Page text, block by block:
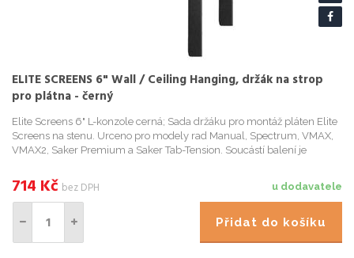
ELITE SCREENS 6" Wall / Ceiling Hanging, držák na strop
pro plátna - černý
Elite Screens 6" L-konzole cerná; Sada držáku pro montáž pláten Elite
Screens na stenu. Urceno pro modely rad Manual, Spectrum, VMAX,
VMAX2, Saker Premium a Saker Tab-Tension. Soucástí balení je
u dodavatele
714 Kč bez DPH
Přidat do košíku